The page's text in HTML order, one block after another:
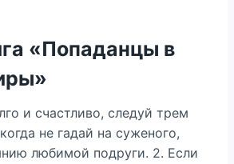
«Попаданцы в
и счастливо, следуй трем
не гадай на суженого,
любимой подруги. 2. Если